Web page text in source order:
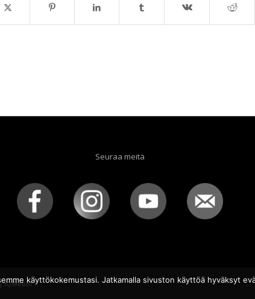
Seuraa meitä
iQWebbikäyttökokemustasi. Jatkamalla sivuston käyttöä hyväksyt